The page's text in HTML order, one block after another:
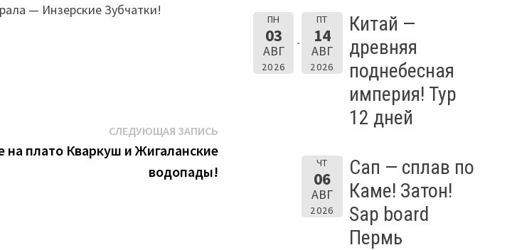
— Инзерские Зубчатки!
СЛЕДУЮЩАЯ ЗАПИСЬСледующая
запись:
на плато Кваркуш и Жигаланские
водопады!
ПН
03
АВГ
2026
ПТ
14
АВГ
2026
Китай —
древняя
поднебесная
империя! Тур
12 дней
ЧТ
06
АВГ
2026
Сап — сплав по
Каме! Затон!
Sap board
Пермь